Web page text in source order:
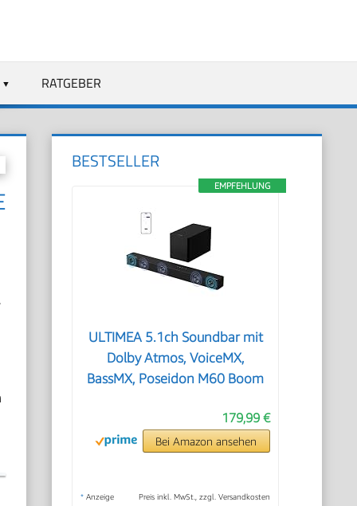
RATGEBER
BESTSELLER
EMPFEHLUNG
ULTIMEA 5.1ch Soundbar mit
Dolby Atmos, VoiceMX,
BassMX, Poseidon M60 Boom
179,99 €
Bei Amazon ansehen
* Anzeige Preis inkl. MwSt., zzgl. Versandkosten